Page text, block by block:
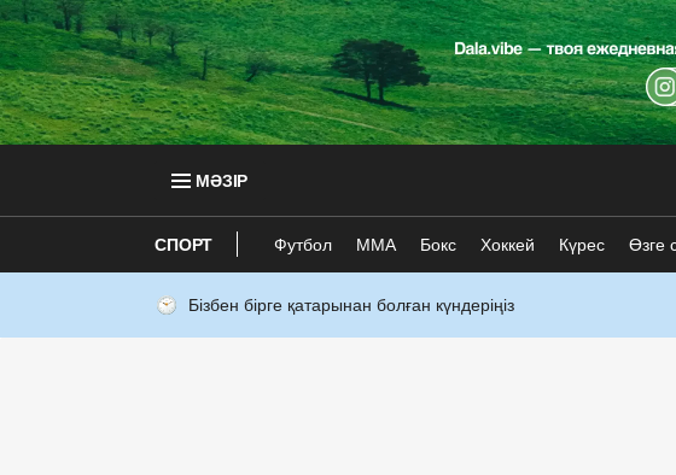
МӘЗІР
СПОРТ Футбол ММА Бокс Хоккей Күрес Өзге
Бізбен бірге қатарынан болған күндеріңіз